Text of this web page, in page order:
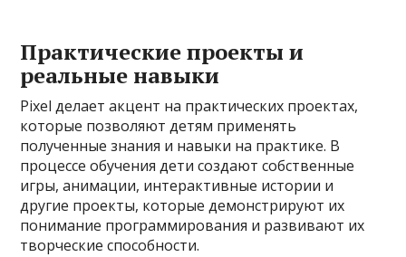
Практические проекты и
реальные навыки
Pixel делает акцент на практических проектах,
которые позволяют детям применять
полученные знания и навыки на практике. В
процессе обучения дети создают собственные
игры, анимации, интерактивные истории и
другие проекты, которые демонстрируют их
понимание программирования и развивают их
творческие способности.